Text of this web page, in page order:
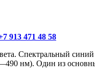
913 471 48 58
Спектральный
нм). Один из